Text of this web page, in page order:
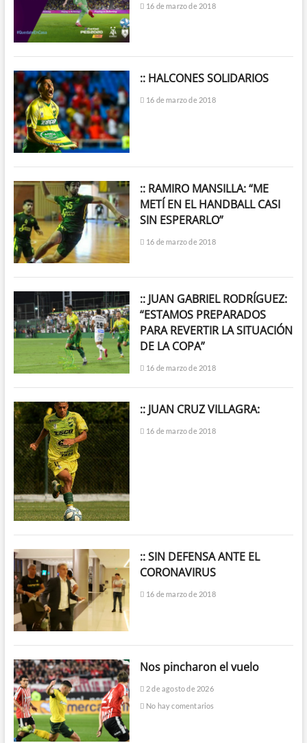
16 de marzo de 2018
:: HALCONES SOLIDARIOS
16 de marzo de 2018
:: RAMIRO MANSILLA: “ME
METÍ EN EL HANDBALL CASI
SIN ESPERARLO”
16 de marzo de 2018
:: JUAN GABRIEL RODRÍGUEZ:
“ESTAMOS PREPARADOS
PARA REVERTIR LA SITUACIÓN
DE LA COPA”
16 de marzo de 2018
:: JUAN CRUZ VILLAGRA:
16 de marzo de 2018
:: SIN DEFENSA ANTE EL
CORONAVIRUS
16 de marzo de 2018
Nos pincharon el vuelo
2 de agosto de 2026
No hay comentarios